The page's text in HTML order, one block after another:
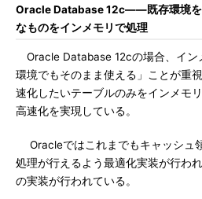
Oracle Database 12c――既存環境を
なものをインメモリで処理
Oracle Database 12cの場合、イン
環境でもそのまま使える」ことが重
速化したいテーブルのみをインメモ
高速化を実現している。
Oracleではこれまでもキャッシュ
処理が行えるよう最適化実装が行わ
の実装が行われている。